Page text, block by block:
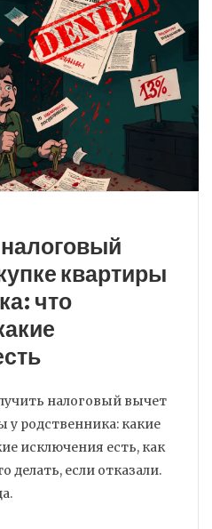
квартиры
что
налоговый вычет
у родственника: какие
исключения есть, как
делать, если отказали.